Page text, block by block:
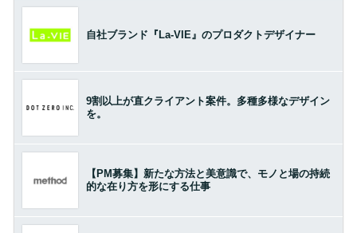
自社ブランド『La-VIE』のプロダクトデザイナー
9割以上が直クライアント案件。多種多様なデザイン
を。
【PM募集】新たな方法と美意識で、モノと場の持続
的な在り方を形にする仕事